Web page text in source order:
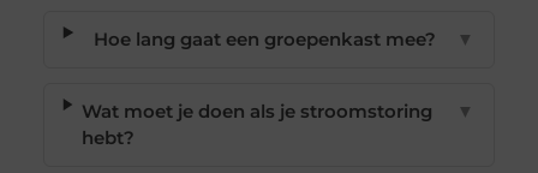
Hoe lang gaat een groepenkast mee? ▼
Wat moet je doen als je stroomstoring
hebt?
▼